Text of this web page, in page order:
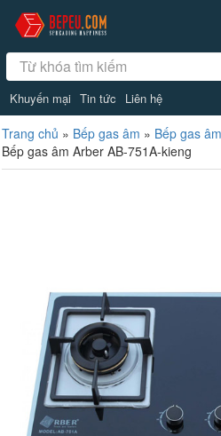
Khuyến mại Tin tức Liên hệ
Trang chủ » Bếp gas âm » Bếp gas
Bếp gas âm Arber AB-751A-kieng